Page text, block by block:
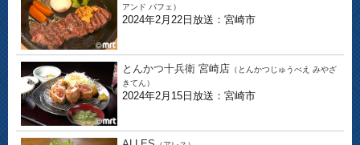
アンド パフェ）
2024年2月22日放送：宮崎市
とんかつ十兵衛 宮崎店 （とんかつじゅうべえ みやざ
きてん）
2024年2月15日放送：宮崎市